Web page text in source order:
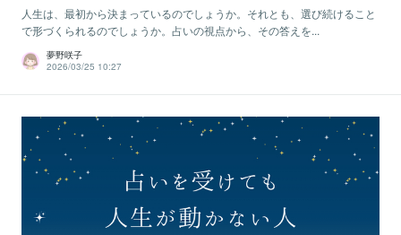
人生は、最初から決まっているのでしょうか。それとも、選び続けること
で形づくられるのでしょうか。占いの視点から、その答えを...
夢野咲子
2026/03/25 10:27